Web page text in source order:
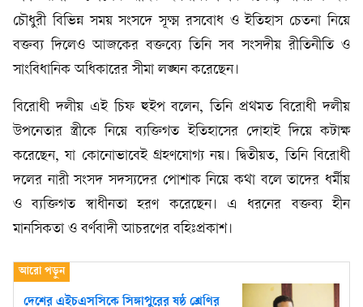
চৌধুরী বিভিন্ন সময় সংসদে সূক্ষ্ম রসবোধ ও ইতিহাস চেতনা নিয়ে
বক্তব্য দিলেও আজকের বক্তব্যে তিনি সব সংসদীয় রীতিনীতি ও
সাংবিধানিক অধিকারের সীমা লঙ্ঘন করেছেন।
বিরোধী দলীয় এই চিফ হুইপ বলেন, তিনি প্রথমত বিরোধী দলীয়
উপনেতার স্ত্রীকে নিয়ে ব্যক্তিগত ইতিহাসের দোহাই দিয়ে কটাক্ষ
করেছেন, যা কোনোভাবেই গ্রহণযোগ্য নয়। দ্বিতীয়ত, তিনি বিরোধী
দলের নারী সংসদ সদস্যদের পোশাক নিয়ে কথা বলে তাদের ধর্মীয়
ও ব্যক্তিগত স্বাধীনতা হরণ করেছেন। এ ধরনের বক্তব্য হীন
মানসিকতা ও বর্ণবাদী আচরণের বহিঃপ্রকাশ।
দেশের এইচএসসিকে সিঙ্গাপুরের ষষ্ঠ শ্রেণির